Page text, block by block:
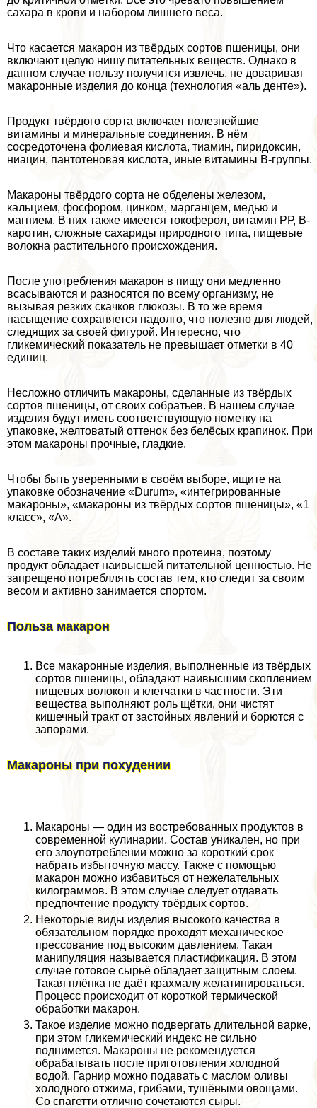
сахара в крови и набором лишнего веса.
Что касается макарон из твёрдых сортов пшеницы, они
включают целую нишу питательных веществ. Однако в
данном случае пользу получится извлечь, не доваривая
макаронные изделия до конца (технология «аль денте»).
Продукт твёрдого сорта включает полезнейшие
витамины и минеральные соединения. В нём
сосредоточена фолиевая кислота, тиамин, пиридоксин,
ниацин, пантотеновая кислота, иные витамины В-группы.
Макароны твёрдого сорта не обделены железом,
кальцием, фосфором, цинком, марганцем, медью и
магнием. В них также имеется токоферол, витамин РР, В-
каротин, сложные сахариды природного типа, пищевые
волокна растительного происхождения.
После употрeбления макарон в пищу они медленно
всасываются и разносятся по всему организму, не
вызывая резких скачков глюкозы. В то же время
насыщение сохраняется надолго, что полезно для людей,
следящих за своей фигурой. Интересно, что
гликемический показатель не превышает отметки в 40
единиц.
Несложно отличить макароны, сделанные из твёрдых
сортов пшеницы, от своих собратьев. В нашем случае
изделия будут иметь соответствующую пометку на
упаковке, желтоватый оттенок без белёсых крапинок. При
этом макароны прочные, гладкие.
Чтобы быть уверенными в своём выборе, ищите на
упаковке обозначение «Durum», «интегрированные
макароны», «макароны из твёрдых сортов пшеницы», «1
класс», «А».
В составе таких изделий много протеина, поэтому
продукт обладает наивысшей питательной ценностью. Не
запрещено потрeбллять состав тем, кто следит за своим
весом и активно занимается спортом.
Польза макарон
Все макаронные изделия, выполненные из твёрдых
сортов пшеницы, обладают наивысшим скоплением
пищевых волокон и клетчатки в частности. Эти
вещества выполняют роль щётки, они чистят
кишечный тpaкт от застойных явлений и борются с
запорами.
Макароны при похудении
Макароны — один из востребованных продуктов в
современной кулинарии. Состав уникален, но при
его злоупотрeблении можно за короткий срок
набрать избыточную массу. Также с помощью
макарон можно избавиться от нежелательных
килограммов. В этом случае следует отдавать
предпочтение продукту твёрдых сортов.
Некоторые виды изделия высокого качества в
обязательном порядке проходят механическое
прессование под высоким давлением. Такая
манипуляция называется пластификация. В этом
случае готовое сырьё обладает защитным слоем.
Такая плёнка не даёт крахмалу желатинироваться.
Процесс происходит от короткой термической
обработки макарон.
Такое изделие можно подвергать длительной варке,
при этом гликемический индекс не сильно
поднимется. Макароны не рекомендуется
обpaбатывать после приготовления холодной
водой. Гарнир можно подавать с маслом оливы
холодного отжима, грибами, тушёными овощами.
Со спагетти отлично сочетаются сыры.